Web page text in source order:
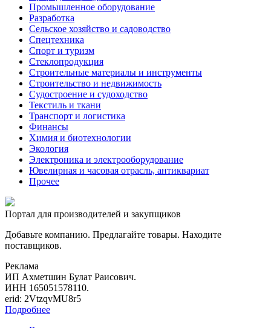
Промышленное оборудование
Разработка
Сельское хозяйство и садоводство
Спецтехника
Спорт и туризм
Стеклопродукция
Строительные материалы и инструменты
Строительство и недвижимость
Судостроение и судоходство
Текстиль и ткани
Транспорт и логистика
Финансы
Химия и биотехнологии
Экология
Электроника и электрооборудование
Ювелирная и часовая отрасль, антиквариат
Прочее
Портал для производителей и закупщиков
Добавьте компанию. Предлагайте товары. Находите
поставщиков.
Реклама
ИП Ахметшин Булат Раисович.
ИНН 165051578110.
erid: 2VtzqvMU8r5
Подробнее